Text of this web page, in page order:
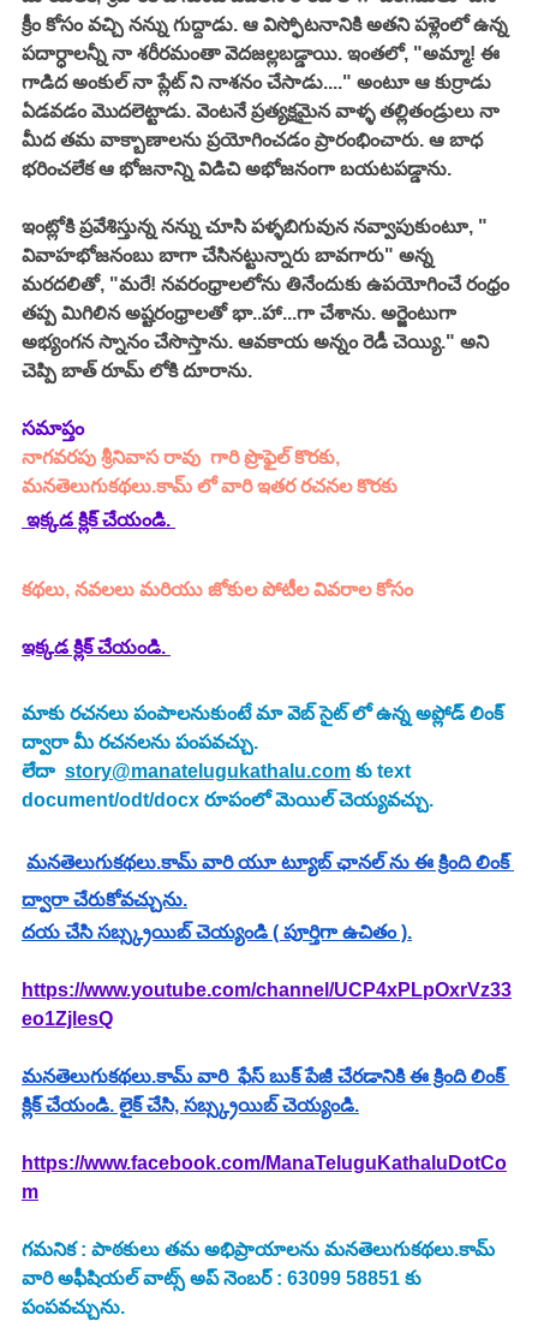
క్రీం కోసం వచ్చి నన్ను గుద్దాడు. ఆ విస్ఫోటనానికి అతని పళ్లెంలో ఉన్న
పదార్ధాలన్నీ నా శరీరమంతా వెదజల్లబడ్డాయి. ఇంతలో, "అమ్మా! ఈ
గాడిద అంకుల్ నా ప్లేట్ ని నాశనం చేసాడు...." అంటూ ఆ కుర్రాడు
ఏడవడం మొదలెట్టాడు. వెంటనే ప్రత్యక్షమైన వాళ్ళ తల్లితండ్రులు నా
మీద తమ వాక్బాణాలను ప్రయోగించడం ప్రారంభించారు. ఆ బాధ
భరించలేక ఆ భోజనాన్ని విడిచి అభోజనంగా బయటపడ్డాను.
ఇంట్లోకి ప్రవేశిస్తున్న నన్ను చూసి పళ్ళబిగువున నవ్వాపుకుంటూ, "
వివాహభోజనంబు బాగా చేసినట్టున్నారు బావగారు" అన్న
మరదలితో, "మరే! నవరంధ్రాలలోను తినేందుకు ఉపయోగించే రంధ్రం
తప్ప మిగిలిన అష్టరంధ్రాలతో భా..హా...గా చేశాను. అర్జెంటుగా
అభ్యంగన స్నానం చేసొస్తాను. ఆవకాయ అన్నం రెడీ చెయ్యి." అని
చెప్పి బాత్ రూమ్ లోకి దూరాను.
సమాప్తం
నాగవరపు శ్రీనివాస రావు గారి ప్రొఫైల్ కొరకు,
మనతెలుగుకథలు.కామ్ లో వారి ఇతర రచనల కొరకు
ఇక్కడ క్లిక్ చేయండి.
కథలు, నవలలు మరియు జోకుల పోటీల వివరాల కోసం
ఇక్కడ క్లిక్ చేయండి.
మాకు రచనలు పంపాలనుకుంటే మా వెబ్ సైట్ లో ఉన్న అప్లోడ్ లింక్
ద్వారా మీ రచనలను పంపవచ్చు.
లేదా story@manatelugukathalu.com కు text
document/odt/docx రూపంలో మెయిల్ చెయ్యవచ్చు.
మనతెలుగుకథలు.కామ్ వారి యూ ట్యూబ్ ఛానల్ ను ఈ క్రింది లింక్
ద్వారా చేరుకోవచ్చును.
దయ చేసి సబ్స్క్రయిబ్ చెయ్యండి ( పూర్తిగా ఉచితం ).
https://www.youtube.com/channel/UCP4xPLpOxrVz33
eo1ZjlesQ
మనతెలుగుకథలు.కామ్ వారి  ఫేస్ బుక్ పేజీ చేరడానికి ఈ క్రింది లింక్
క్లిక్ చేయండి. లైక్ చేసి, సబ్స్క్రయిబ్ చెయ్యండి.
https://www.facebook.com/ManaTeluguKathaluDotCo
m
గమనిక : పాఠకులు తమ అభిప్రాయాలను మనతెలుగుకథలు.కామ్
వారి అఫీషియల్ వాట్స్ అప్ నెంబర్ : 63099 58851 కు
పంపవచ్చును.